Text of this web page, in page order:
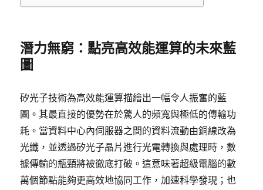
潛力無窮：點亮高效能運算的未來藍
圖
矽光子技術為高效能運算描繪出一幅令人振奮的藍
圖。其最直接的優勢在於驚人的頻寬與極低的傳輸功
耗。當資料中心內伺服器之間的資料流動由銅線改為
光纖，並透過矽光子晶片進行光電轉換與處理時，數
據傳輸的瓶頸將被徹底打破。這意味著超級電腦的數
萬個節點能夠更高效地協同工作，加速科學發現；也